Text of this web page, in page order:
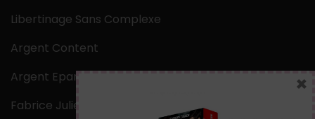
Libertinage Sans Complexe
Argent Content
Argent Epargne
Fabrice Julien
×